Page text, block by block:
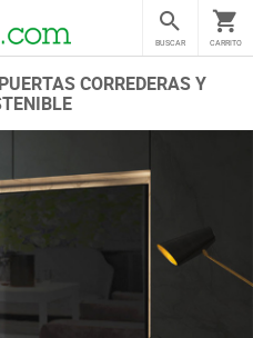
CARRITO
BUSCAR
CORREDERAS Y